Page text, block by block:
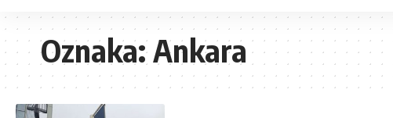
Oznaka:Ankara